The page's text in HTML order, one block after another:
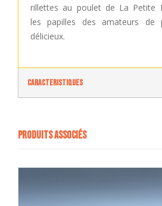
rillettes au poulet de La Petite
les papilles des amateurs de
délicieux.
Caracteristiques
Produits associés